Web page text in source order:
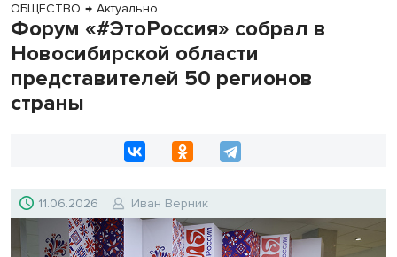
ОБЩЕСТВО → Актуально
Форум «#ЭтоРоссия» собрал в
Новосибирской области
представителей 50 регионов
страны
11.06.2026 Иван Верник